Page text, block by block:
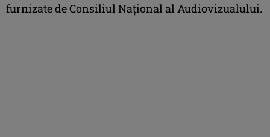
furnizate de Consiliul Naţional al Audiovizualului.